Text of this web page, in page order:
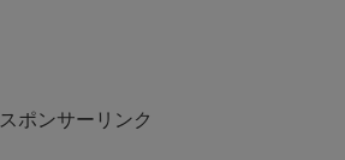
スポンサーリンク